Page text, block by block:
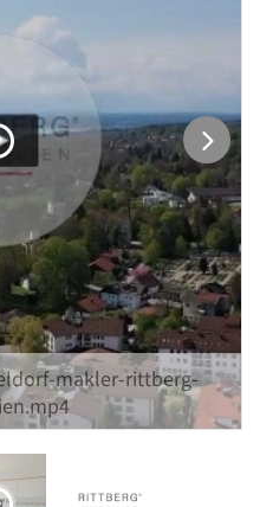
makler-rittberg-